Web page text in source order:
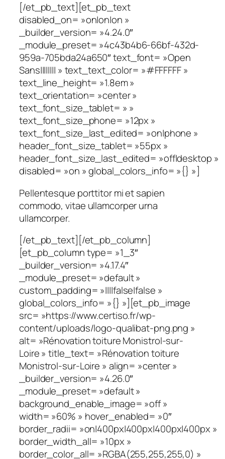
[/et_pb_text][et_pb_text
disabled_on= »on|on|on »
_builder_version= »4.24.0″
_module_preset= »4c43b4b6-66bf-432d-
959a-705bda24a650″ text_font= »Open
Sans|||||||| » text_text_color= »#FFFFFF »
text_line_height= »1.8em »
text_orientation= »center »
text_font_size_tablet= » »
text_font_size_phone= »12px »
text_font_size_last_edited= »on|phone »
header_font_size_tablet= »55px »
header_font_size_last_edited= »off|desktop »
disabled= »on » global_colors_info= »{} »]
Pellentesque porttitor mi et sapien
commodo, vitae ullamcorper urna
ullamcorper.
[/et_pb_text][/et_pb_column]
[et_pb_column type= »1_3″
_builder_version= »4.17.4″
_module_preset= »default »
custom_padding= »||||false|false »
global_colors_info= »{} »][et_pb_image
src= »https://www.certiso.fr/wp-
content/uploads/logo-qualibat-png.png »
alt= »Rénovation toiture Monistrol-sur-
Loire » title_text= »Rénovation toiture
Monistrol-sur-Loire » align= »center »
_builder_version= »4.26.0″
_module_preset= »default »
background_enable_image= »off »
width= »60% » hover_enabled= »0″
border_radii= »on|400px|400px|400px|400px »
border_width_all= »10px »
border_color_all= »RGBA(255,255,255,0) »